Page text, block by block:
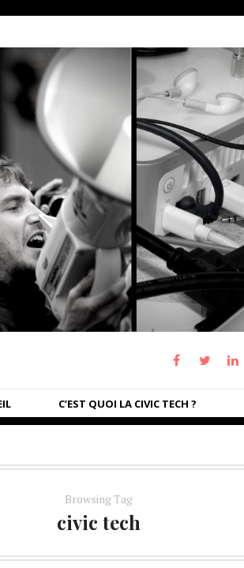
C’EST QUOI LA CIVIC TECH ?
Browsing Tag
civic tech